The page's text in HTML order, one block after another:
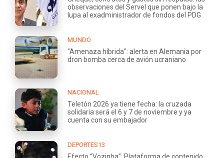
observaciones del Servel que ponen bajo la
lupa al exadministrador de fondos del PDG
MUNDO
"Amenaza híbrida": alerta en Alemania por
dron bomba cerca de avión ucraniano
NACIONAL
Teletón 2026 ya tiene fecha: la cruzada
solidaria será el 6 y 7 de noviembre y ya
cuenta con su embajador
DEPORTES13